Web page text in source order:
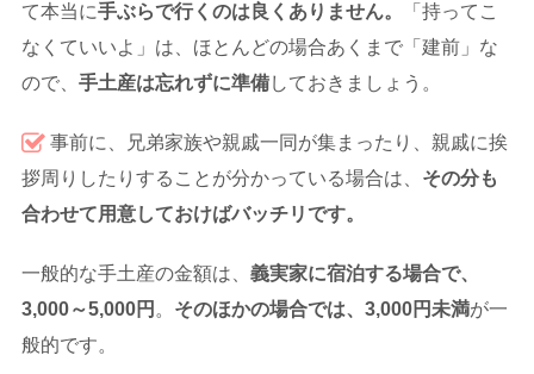
て本当に手ぶらで行くのは良くありません。
「持ってこ
なくていいよ」は、ほとんどの場合あくまで「建前」な
ので、 手土産は忘れずに準備しておきましょう。
事前に、兄弟家族や親戚一同が集まったり、親戚に挨
拶周りしたりすることが分かっている場合は、 その分も
合わせて用意しておけばバッチリです。
一般的な手土産の金額は、 義実家に宿泊する場合で、
3,000～5,000円 。 そのほかの場合では、 3,000円未満が一
般的です。